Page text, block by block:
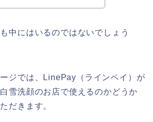
中にはいるのではないでしょう
ジでは、LinePay（ラインペイ）が
雪洗顔のお店で使えるのかどうか
だきます。